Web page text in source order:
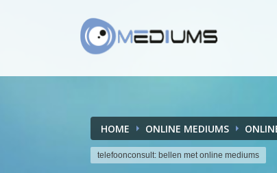
HOME ONLINE MEDIUMS
telefoonconsult: bellen met online mediums